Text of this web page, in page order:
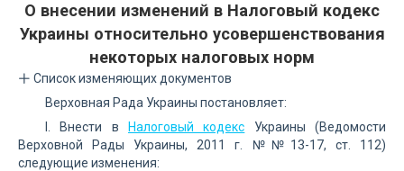
О внесении изменений в Налоговый кодекс
Украины относительно усовершенствования
некоторых налоговых норм
Список изменяющих документов
Верховная Рада Украины постановляет:
I. Внести в
Налоговый кодекс Украины (Ведомости
Верховной Рады Украины, 2011 г. №№13-17, ст. 112)
следующие изменения: